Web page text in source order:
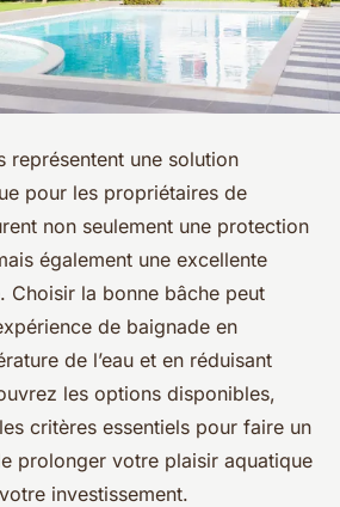
représentent une solution
pour les propriétaires de
non seulement une protection
également une excellente
Choisir la bonne bâche peut
de baignade en
de l’eau et en réduisant
les options disponibles,
critères essentiels pour faire un
prolonger votre plaisir aquatique
investissement.